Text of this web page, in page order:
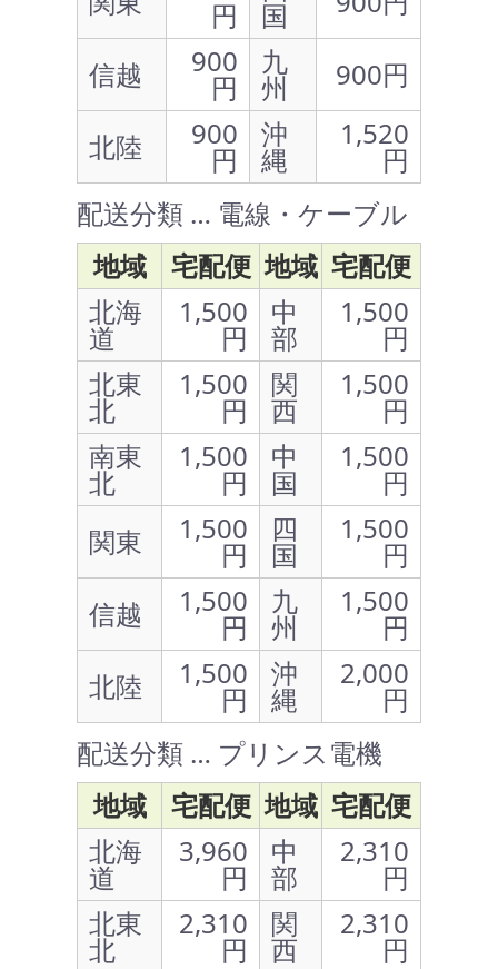
円 国
信越
900
円
九
州
900円
北陸
900
円
沖
縄
1,520
円
配送分類 … 電線・ケーブル
地域
宅配便 地域 宅配便
北海
道
1,500
円
中
部
1,500
円
北東
北
1,500
円
関
西
1,500
円
南東
北
1,500
円
中
国
1,500
円
関東
1,500
円
四
国
1,500
円
信越
1,500
円
九
州
1,500
円
北陸
1,500
円
沖
縄
2,000
円
配送分類 … プリンス電機
地域
宅配便 地域 宅配便
北海
道
3,960
円
中
部
2,310
円
北東
北
2,310
円
関
西
2,310
円